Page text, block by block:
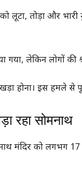
लूटा, तोड़ा और
गया, लेकिन लोगों की
होना। इस हमले
रहा सोमनाथ
मंदिर को लगभग